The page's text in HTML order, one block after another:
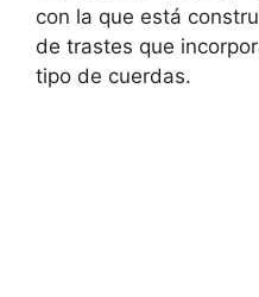
con la que está
de trastes que
tipo de cuerdas.